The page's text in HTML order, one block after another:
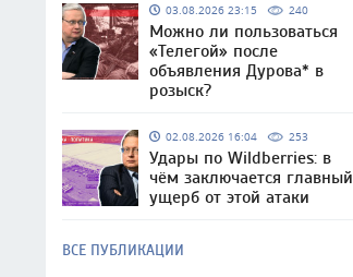
03.08.2026 23:15 240
Можно ли пользоваться
«Телегой» после
объявления Дурова* в
розыск?
02.08.2026 16:04 253
Удары по Wildberries: в
чём заключается главный
ущерб от этой атаки
ВСЕ ПУБЛИКАЦИИ